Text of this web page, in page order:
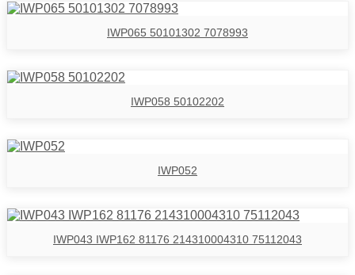
IWP065 50101302 7078993
IWP058 50102202
IWP052
IWP043 IWP162 81176 214310004310 75112043